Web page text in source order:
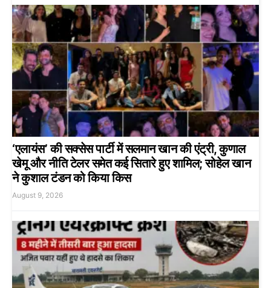
‘एलायंस’ की सक्सेस पार्टी में सलमान खान की एंट्री, कुणाल
खेमू और नीति टेलर समेत कई सितारे हुए शामिल; सोहेल खान
ने कुशाल टंडन को किया किस
August 9, 2026